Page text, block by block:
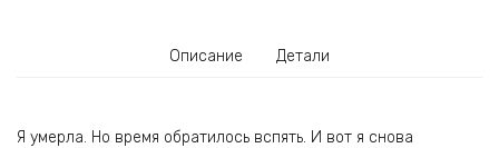
Описание Детали
Я умерла. Но время обратилось вспять. И вот я снова